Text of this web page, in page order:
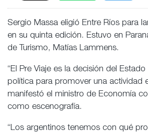
Sergio Massa eligió Entre Ríos para
en su quinta edición. Estuvo en
de Turismo, Matías Lammens.
“El Pre Viaje es la decisión del
política para promover una actividad
manifestó el ministro de Economía
como escenografía.
“Los argentinos tenemos con qué